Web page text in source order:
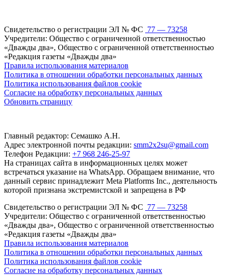
Свидетельство о регистрации ЭЛ № ФС 77 — 73258
Учредители: Общество с ограниченной ответственностью
«Дважды два», Общество с ограниченной ответственностью
«Редакция газеты «Дважды два»
Правила использования материалов
Политика в отношении обработки персональных данных
Политика использования файлов cookie
Согласие на обработку персональных данных
Обновить страницу
Главный редактор: Семашко А.Н.
Адрес электронной почты редакции: smm2x2su@gmail.com
Телефон Редакции: +7 968 246-25-97
На страницах сайта в информационных целях может
встречаться указание на WhatsApp. Обращаем внимание, что
данный сервис принадлежит Meta Platforms Inc., деятельность
которой признана экстремистской и запрещена в РФ
Свидетельство о регистрации ЭЛ № ФС 77 — 73258
Учредители: Общество с ограниченной ответственностью
«Дважды два», Общество с ограниченной ответственностью
«Редакция газеты «Дважды два»
Правила использования материалов
Политика в отношении обработки персональных данных
Политика использования файлов cookie
Согласие на обработку персональных данных